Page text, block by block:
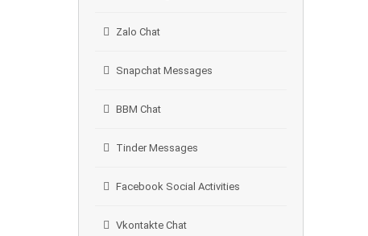
Zalo Chat
Snapchat Messages
BBM Chat
Tinder Messages
Facebook Social Activities
Vkontakte Chat